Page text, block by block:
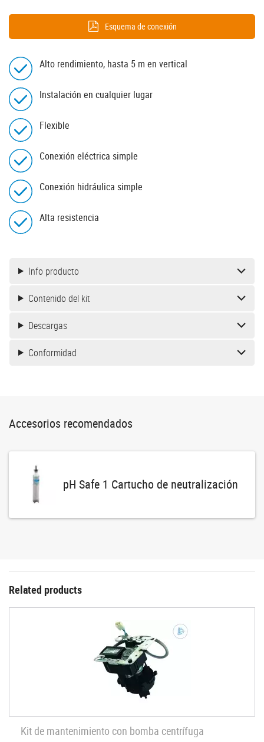
Esquema de conexión
Alto rendimiento, hasta 5 m en vertical
Instalación en cualquier lugar
Flexible
Conexión eléctrica simple
Conexión hidráulica simple
Alta resistencia
Info producto
Contenido del kit
Descargas
Conformidad
Accesorios recomendados
pH Safe 1 Cartucho de neutralización
Related products
Kit de mantenimiento con bomba centrífuga